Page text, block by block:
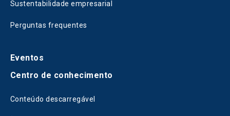
Sustentabilidade empresarial
Perguntas frequentes
Eventos
Centro de conhecimento
Conteúdo descarregável